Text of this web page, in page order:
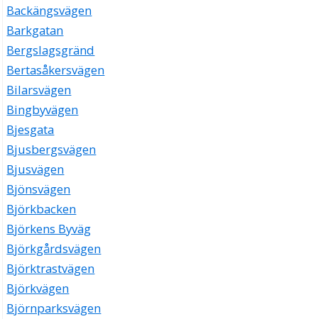
Backängsvägen
Barkgatan
Bergslagsgränd
Bertasåkersvägen
Bilarsvägen
Bingbyvägen
Bjesgata
Bjusbergsvägen
Bjusvägen
Bjönsvägen
Björkbacken
Björkens Byväg
Björkgårdsvägen
Björktrastvägen
Björkvägen
Björnparksvägen